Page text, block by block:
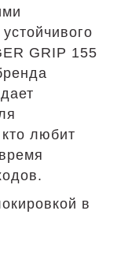
GRIP 155
любит
в